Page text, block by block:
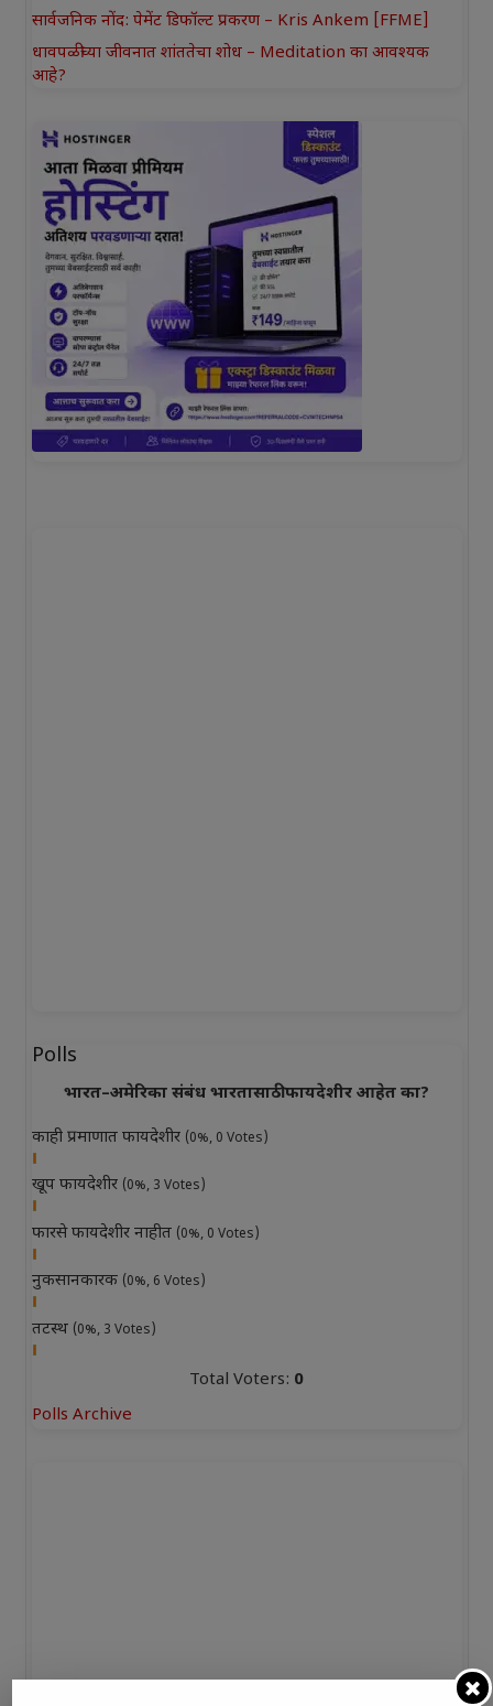
सार्वजनिक नोंद: पेमेंट डिफॉल्ट प्रकरण – Kris Ankem [FFME]
धावपळीच्या जीवनात शांततेचा शोध – Meditation का आवश्यक
आहे?
Polls
भारत–अमेरिका संबंध भारतासाठी फायदेशीर आहेत का?
काही प्रमाणात फायदेशीर (0%, 0 Votes)
खूप फायदेशीर (0%, 3 Votes)
फारसे फायदेशीर नाहीत (0%, 0 Votes)
नुकसानकारक (0%, 6 Votes)
तटस्थ (0%, 3 Votes)
Total Voters: 0
Polls Archive